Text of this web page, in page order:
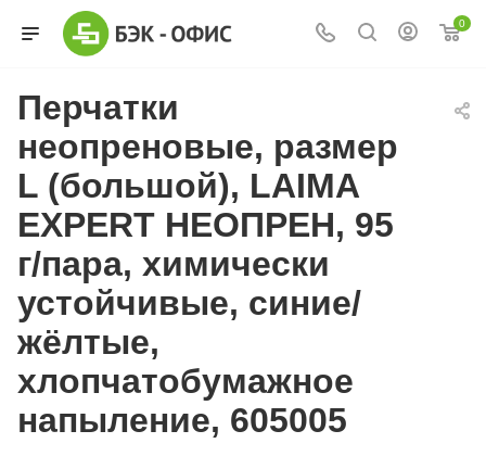
0
Перчатки
неопреновые, размер
L (большой), LAIMA
EXPERT НЕОПРЕН, 95
г/пара, химически
устойчивые, синие/
жёлтые,
хлопчатобумажное
напыление, 605005